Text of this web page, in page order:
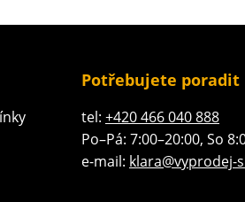
Potřebujete poradit
tel: +420 466 040 888
Po–Pá: 7:00–20:00, So
e-mail: klara@vyprodej-